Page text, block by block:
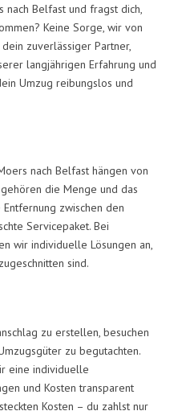
nach Belfast und fragst dich,
Keine Sorge, wir von
zuverlässiger Partner,
langjährigen Erfahrung und
Umzug reibungslos und
nach Belfast hängen von
die Menge und das
zwischen den
Servicepaket. Bei
wir individuelle Lösungen an,
sind.
zu erstellen, besuchen
zu begutachten.
eine individuelle
und Kosten transparent
Kosten – du zahlst nur